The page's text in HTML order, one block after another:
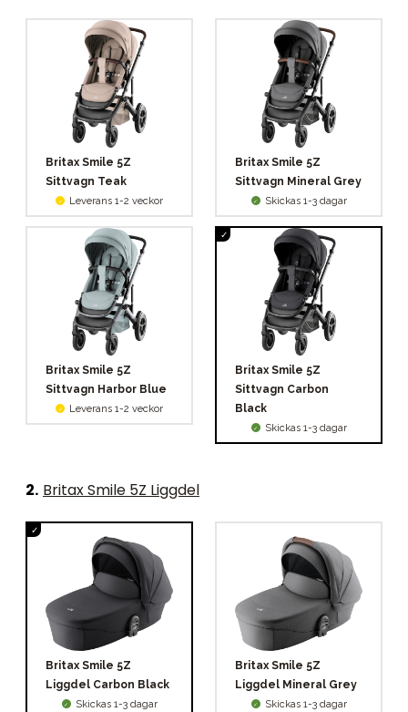
Britax Smile 5Z
Sittvagn Teak
Leverans 1-2 veckor
Britax Smile 5Z
Sittvagn Mineral Grey
Skickas 1-3 dagar
Britax Smile 5Z
Sittvagn Harbor Blue
Leverans 1-2 veckor
Britax Smile 5Z
Sittvagn Carbon
Black
Skickas 1-3 dagar
2. Britax Smile 5Z Liggdel
Britax Smile 5Z
Liggdel Carbon Black
Skickas 1-3 dagar
Britax Smile 5Z
Liggdel Mineral Grey
Skickas 1-3 dagar